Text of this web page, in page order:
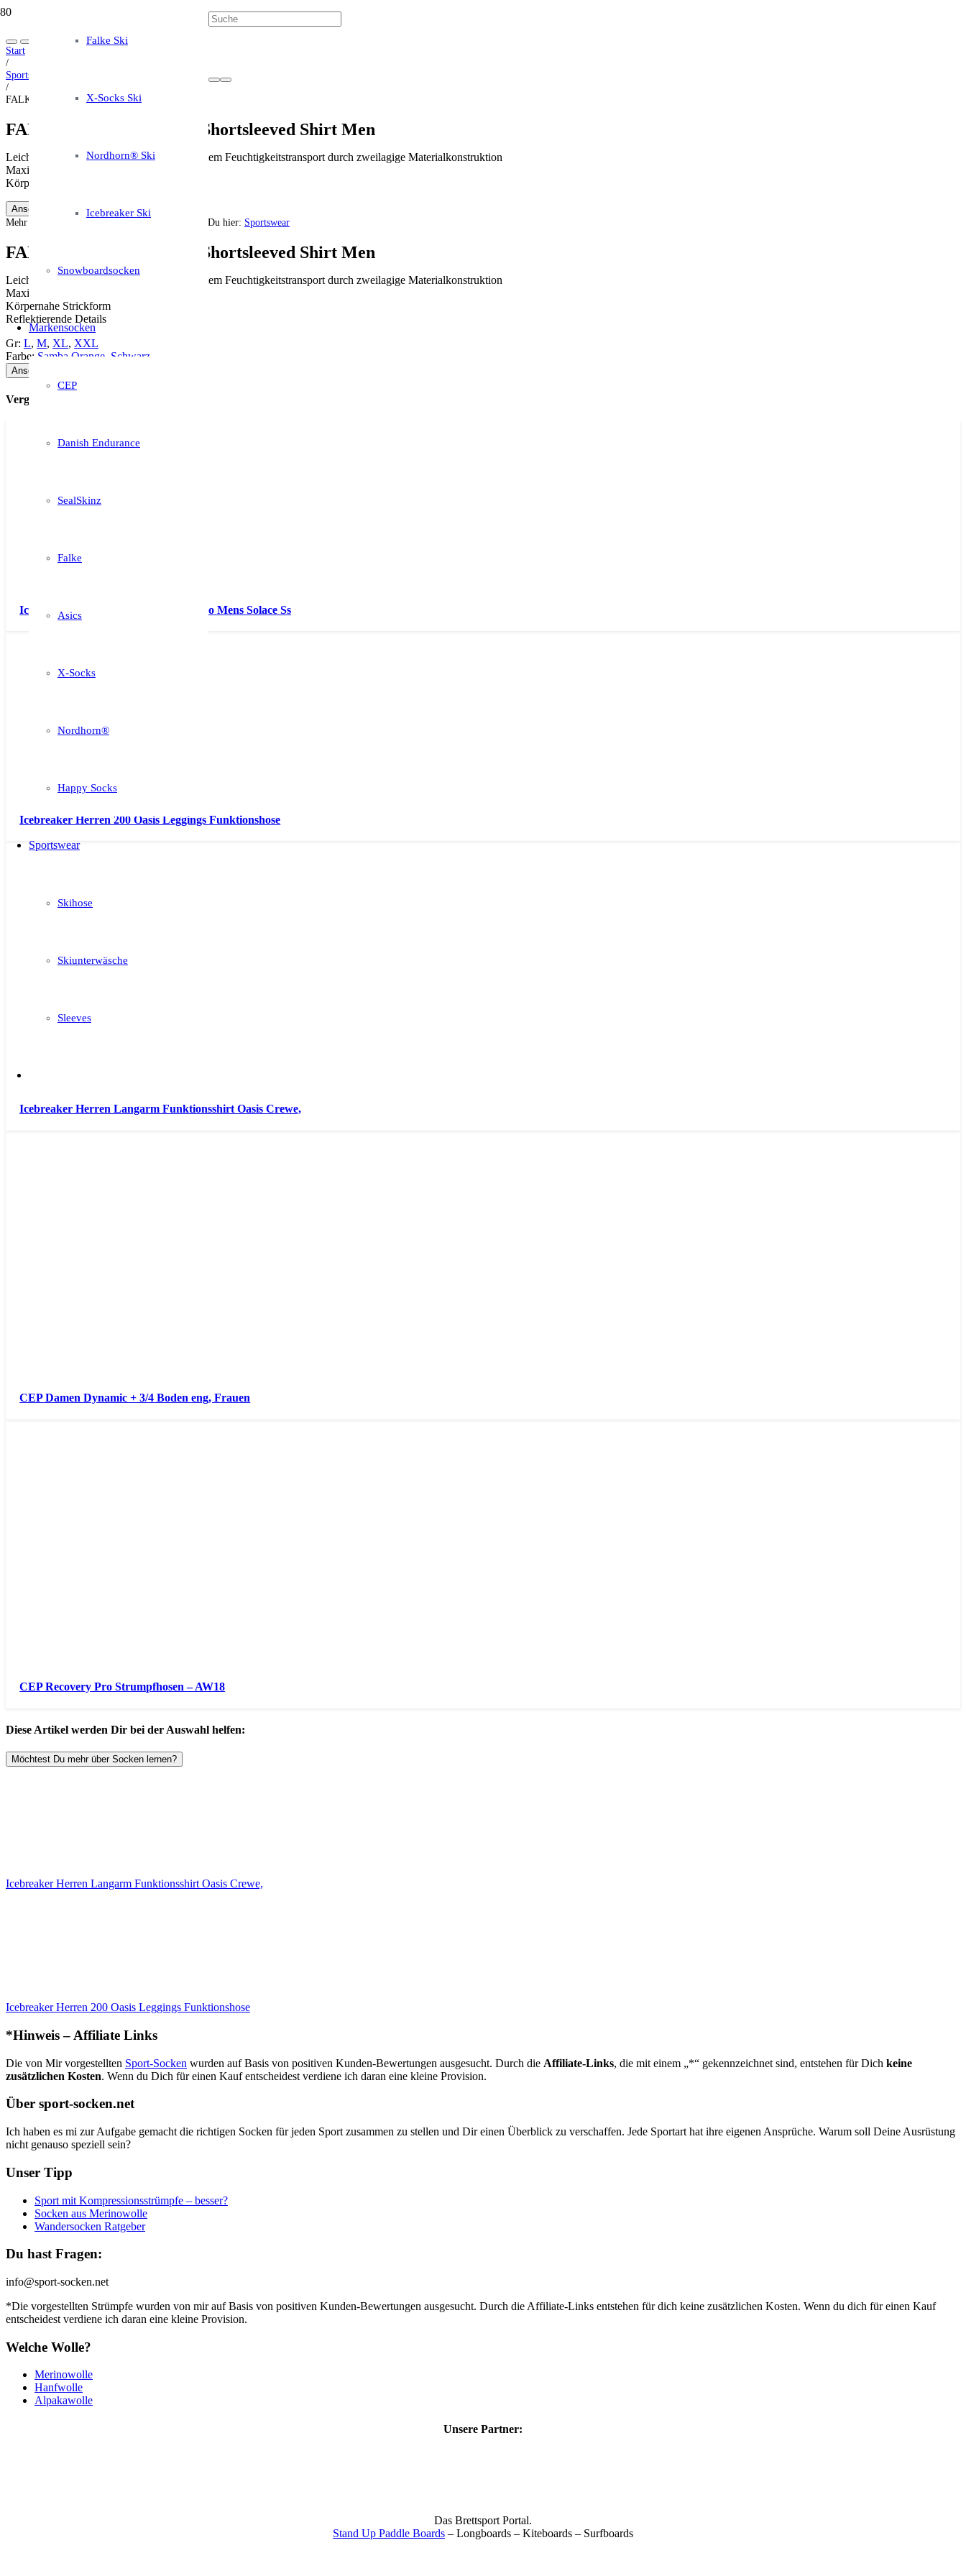
Falke Ski
X-Socks Ski
Nordhorn® Ski
Icebreaker Ski
Snowboardsocken
Markensocken
CEP
Danish Endurance
SealSkinz
Falke
Asics
X-Socks
Nordhorn®
Happy Socks
Sportswear
Skihose
Skiunterwäsche
Sleeves
Start
/
Sportswear
/
FALKE Herren Laufshirt Shortsleeved Shirt Men
FALKE Herren Laufshirt Shortsleeved Shirt Men
Leichtes, sehr weiches Kurzarmshirt mit bestem Feuchtigkeitstransport durch zweilagige Materialkonstruktion
Maximaler Tragekomfort
Körpernahe Strickform
Ansehen auf Amazon *
Mehr Informationen zu diesen Strümpfen findest Du hier: Sportswear
FALKE Herren Laufshirt Shortsleeved Shirt Men
Leichtes, sehr weiches Kurzarmshirt mit bestem Feuchtigkeitstransport durch zweilagige Materialkonstruktion
Maximaler Tragekomfort
Körpernahe Strickform
Reflektierende Details
Gr: L, M, XL, XXL
Farbe: Samba Orange Schwarz
Ansehen auf Amazon *
Vergleichbare Strümpfe
Icebreaker Herren Mens Solace SS Polo Mens Solace Ss
Icebreaker Herren 200 Oasis Leggings Funktionshose
Icebreaker Herren Langarm Funktionsshirt Oasis Crewe,
CEP Damen Dynamic + 3/4 Boden eng, Frauen
CEP Recovery Pro Strumpfhosen – AW18
Diese Artikel werden Dir bei der Auswahl helfen:
Möchtest Du mehr über Socken lernen?
Icebreaker Herren Langarm Funktionsshirt Oasis Crewe,
Icebreaker Herren 200 Oasis Leggings Funktionshose
*Hinweis – Affiliate Links
Die von Mir vorgestellten Sport-Socken wurden auf Basis von positiven Kunden-Bewertungen ausgesucht. Durch die Affiliate-Links, die mit einem „*“ gekennzeichnet sind, entstehen für Dich keine
zusätzlichen Kosten. Wenn du Dich für einen Kauf entscheidest verdiene ich daran eine kleine Provision.
Über sport-socken.net
Ich haben es mi zur Aufgabe gemacht die richtigen Socken für jeden Sport zusammen zu stellen und Dir einen Überblick zu verschaffen. Jede Sportart hat ihre eigenen Ansprüche. Warum soll Deine Ausrüstung
nicht genauso speziell sein?
Unser Tipp
Sport mit Kompressionsstrümpfe – besser?
Socken aus Merinowolle
Wandersocken Ratgeber
Du hast Fragen:
info@sport-socken.net
*Die vorgestellten Strümpfe wurden von mir auf Basis von positiven Kunden-Bewertungen ausgesucht. Durch die Affiliate-Links entstehen für dich keine zusätzlichen Kosten. Wenn du dich für einen Kauf
entscheidest verdiene ich daran eine kleine Provision.
Welche Wolle?
Merinowolle
Hanfwolle
Alpakawolle
Unsere Partner:
Das Brettsport Portal.
Stand Up Paddle Boards – Longboards – Kiteboards – Surfboards